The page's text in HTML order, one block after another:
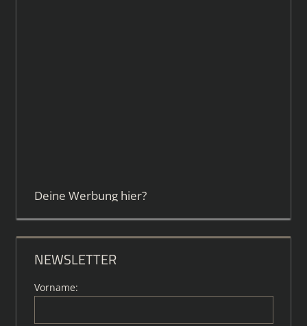
Deine Werbung hier?
NEWSLETTER
Vorname: